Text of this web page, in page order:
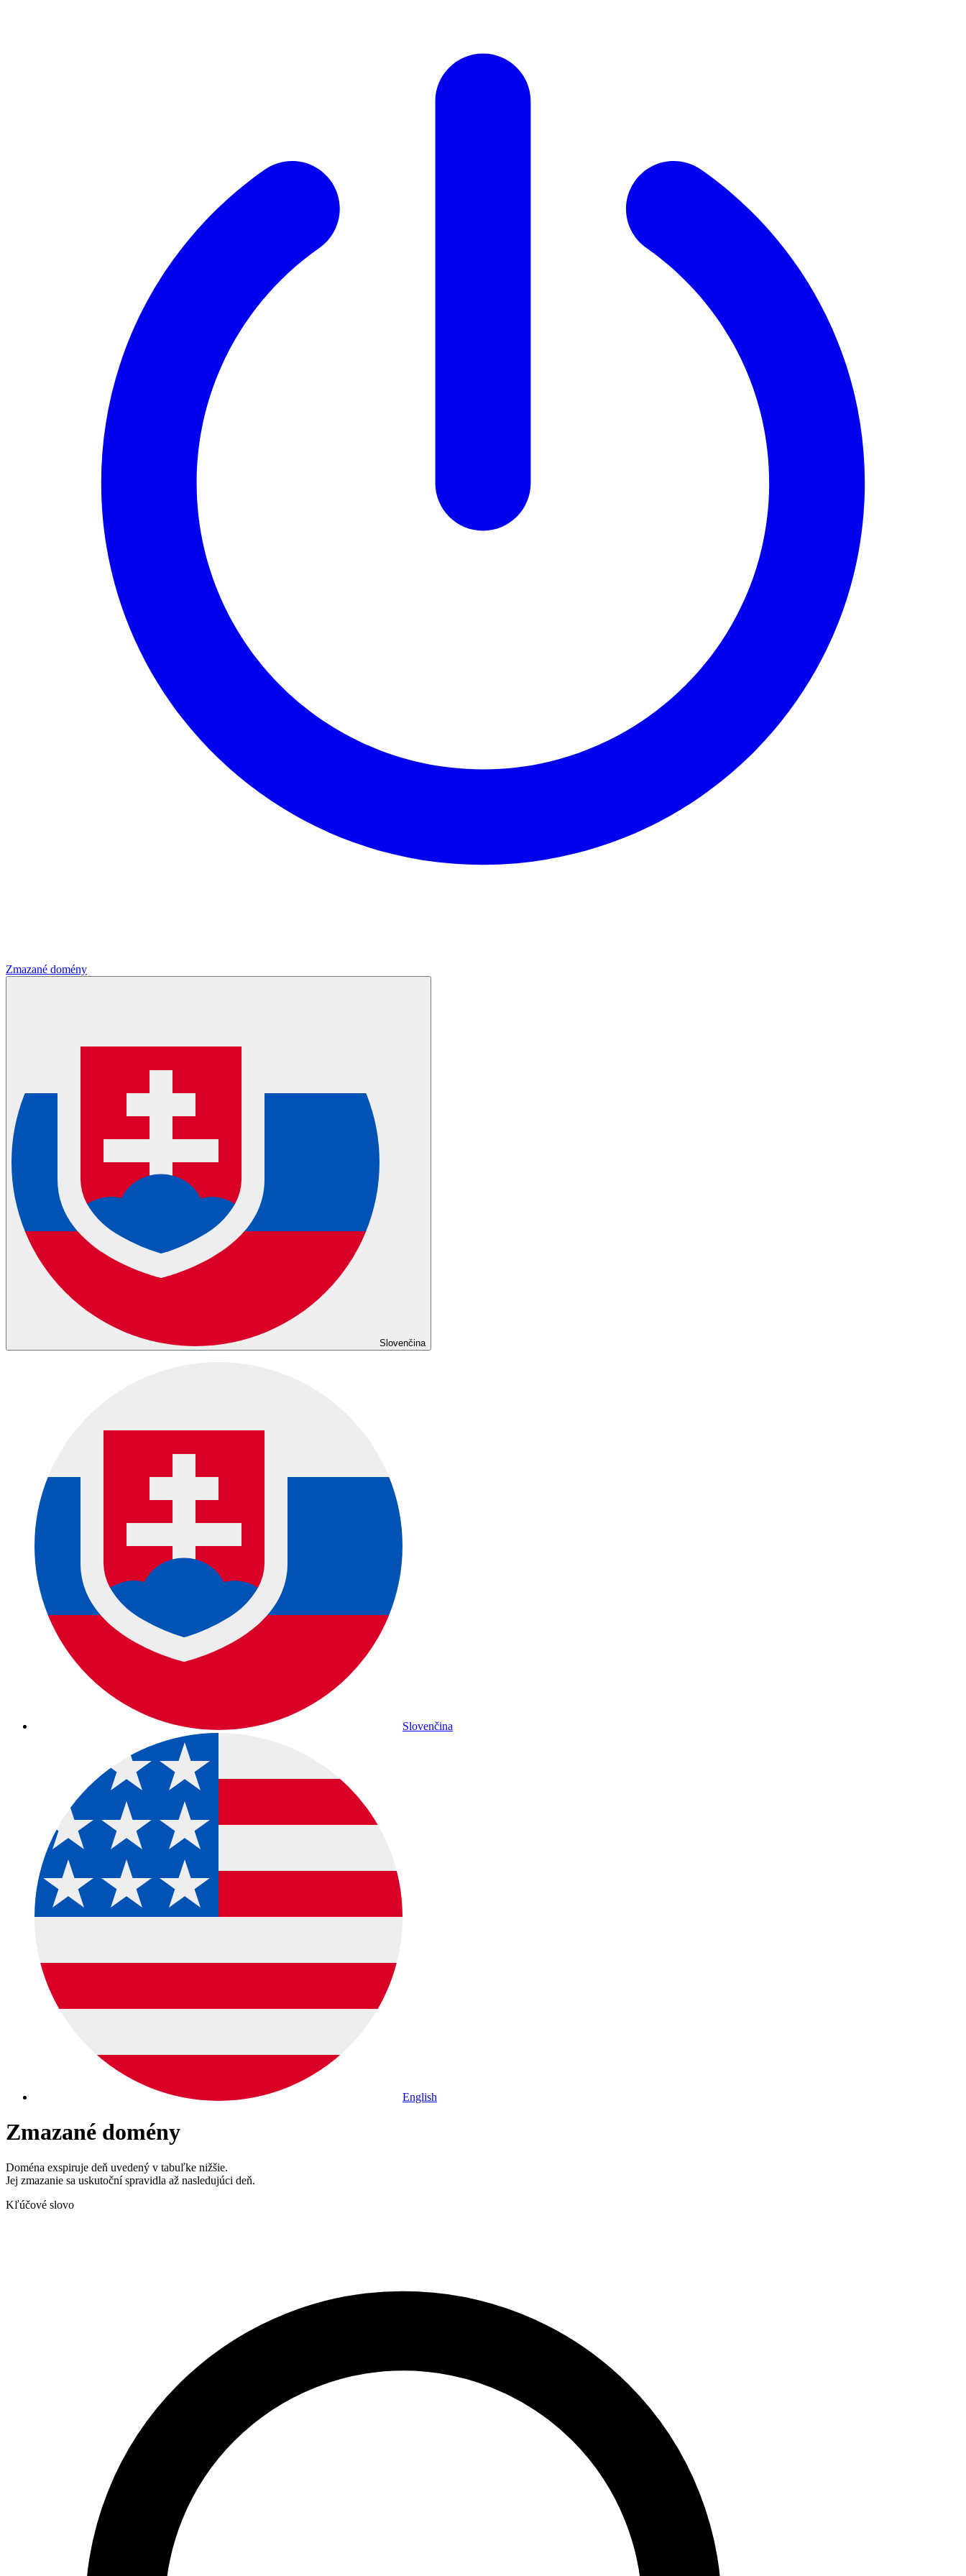
Zmazané domény
Slovenčina
Slovenčina
English
Zmazané domény
Doména exspiruje deň uvedený v tabuľke nižšie.
Jej zmazanie sa uskutoční spravidla až nasledujúci deň.
Kľúčové slovo